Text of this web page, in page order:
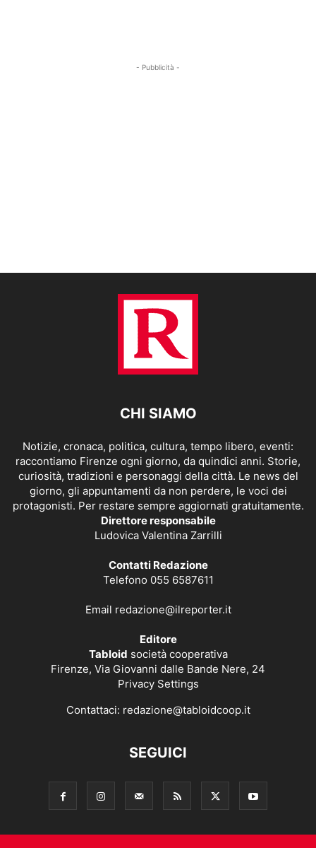
- Pubblicità -
CHI SIAMO
Notizie, cronaca, politica, cultura, tempo libero, eventi:
raccontiamo Firenze ogni giorno, da quindici anni. Storie,
curiosità, tradizioni e personaggi della città. Le news del
giorno, gli appuntamenti da non perdere, le voci dei
protagonisti. Per restare sempre aggiornati gratuitamente.
Direttore responsabile
Ludovica Valentina Zarrilli
Contatti Redazione
Telefono 055 6587611
Email redazione@ilreporter.it
Editore
Tabloid società cooperativa
Firenze, Via Giovanni dalle Bande Nere, 24
Privacy Settings
Contattaci: redazione@tabloidcoop.it
SEGUICI